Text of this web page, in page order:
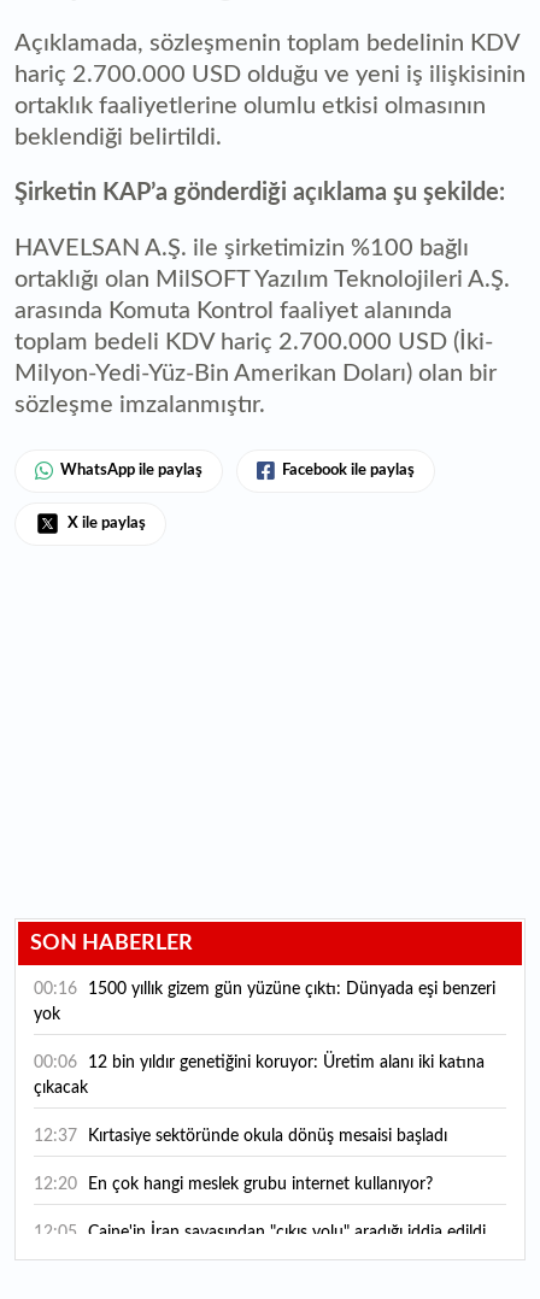
Açıklamada, sözleşmenin toplam bedelinin KDV
hariç 2.700.000 USD olduğu ve yeni iş ilişkisinin
ortaklık faaliyetlerine olumlu etkisi olmasının
beklendiği belirtildi.
Şirketin KAP’a gönderdiği açıklama şu şekilde:
HAVELSAN A.Ş. ile şirketimizin %100 bağlı
ortaklığı olan MilSOFT Yazılım Teknolojileri A.Ş.
arasında Komuta Kontrol faaliyet alanında
toplam bedeli KDV hariç 2.700.000 USD (İki-
Milyon-Yedi-Yüz-Bin Amerikan Doları) olan bir
sözleşme imzalanmıştır.
WhatsApp ile paylaş Facebook ile paylaş
X ile paylaş
SON HABERLER
00:16
yok
00:06
çıkacak
12:37 Kırtasiye sektöründe okula dönüş mesaisi başladı
12:20 En çok hangi meslek grubu internet kullanıyor?
12:05 Caine'in İran savaşından "çıkış yolu" aradığı iddia edildi